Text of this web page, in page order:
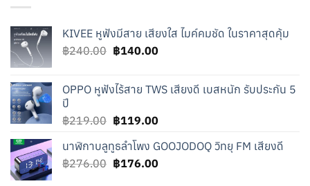
KIVEE หูฟังมีสาย เสียงใส ไมค์คมชัด ในราคาสุดคุ้ม
฿240.00 Original
฿240.00.
฿140.00Current
฿140.00.
OPPO หูฟังไร้สาย TWS เสียงดี เบสหนัก รับประกัน 5
ปี
฿219.00 Original
was:
฿219.00.
฿119.00Current
is:
฿119.00.
นาฬิกาบลูทูธลำโพง GOOJODOQ วิทยุ FM เสียงดี
฿276.00 Original
฿176.00Current